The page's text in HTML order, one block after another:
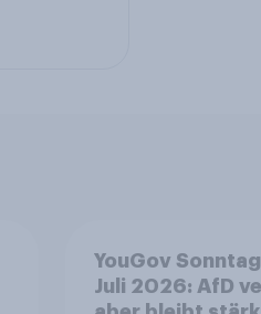
YouGov
Juli 2026: AfD